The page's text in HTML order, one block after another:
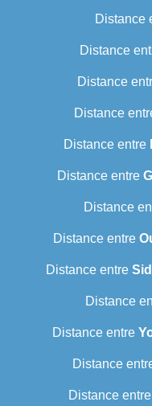
Distance
Distance
Distance
Distance
Distance entre
Distance entre
Distance
Distance entre
Distance entre
Distance
Distance entre
Distance
Distance entre